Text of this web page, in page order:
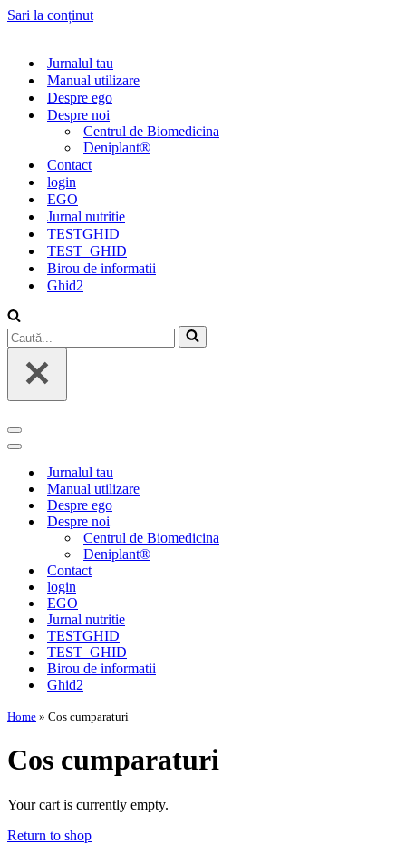
Sari la conținut
Jurnalul tau
Manual utilizare
Despre ego
Despre noi
Centrul de Biomedicina
Deniplant®
Contact
login
EGO
Jurnal nutritie
TESTGHID
TEST_GHID
Birou de informatii
Ghid2
Caută...
Meniu
de
Meniu
navigareJurnalul tau
Manual utilizare
Despre ego
Despre noi
Centrul de Biomedicina
Deniplant®
Contact
login
EGO
Jurnal nutritie
TESTGHID
TEST_GHID
Birou de informatii
Ghid2
Home » Cos cumparaturi
Cos cumparaturi
Your cart is currently empty.
Return to shop